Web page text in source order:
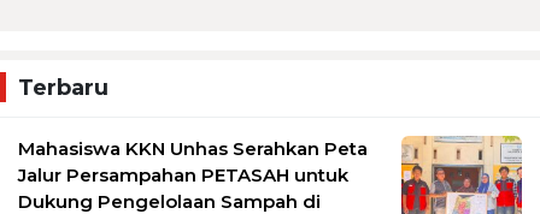
Terbaru
Mahasiswa KKN Unhas Serahkan Peta
Jalur Persampahan PETASAH untuk
Dukung Pengelolaan Sampah di